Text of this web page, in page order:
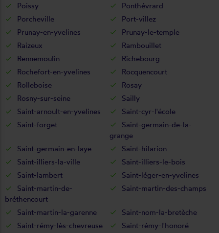
Poissy
Ponthévrard
Porcheville
Port-villez
Prunay-en-yvelines
Prunay-le-temple
Raizeux
Rambouillet
Rennemoulin
Richebourg
Rochefort-en-yvelines
Rocquencourt
Rolleboise
Rosay
Rosny-sur-seine
Sailly
Saint-arnoult-en-yvelines
Saint-cyr-l'école
Saint-forget
Saint-germain-de-la-
grange
Saint-germain-en-laye
Saint-hilarion
Saint-illiers-la-ville
Saint-illiers-le-bois
Saint-lambert
Saint-léger-en-yvelines
Saint-martin-de-
bréthencourt
Saint-martin-des-champs
Saint-martin-la-garenne
Saint-nom-la-bretèche
Saint-rémy-lès-chevreuse
Saint-rémy-l'honoré